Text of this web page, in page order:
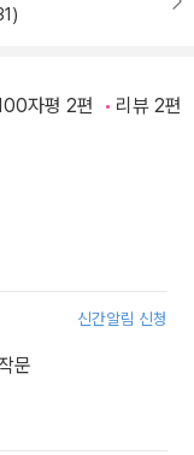
자평 2편 리뷰 2편
신간알림 신청
문